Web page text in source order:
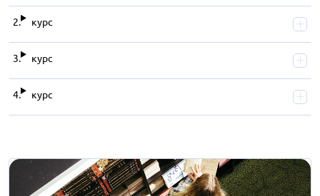
курс
курс
курс